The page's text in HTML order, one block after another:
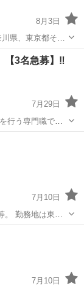
8月3日
る方も大歓迎で
3名急募】‼️
7月29日
行う専門職で
躍し、仮設足場
多いため、安全
7月10日
給料日に食事会
がある若い方を
7月10日